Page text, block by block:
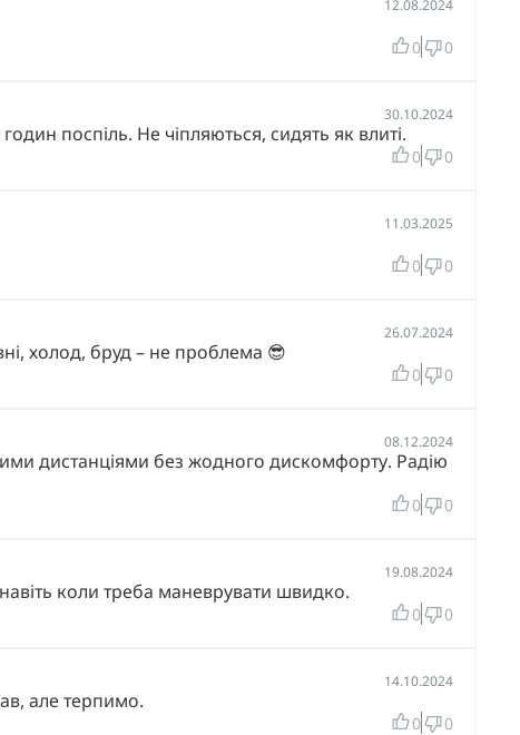
12.08.2024
0 0
30.10.2024
поспіль. Не чіпляються, сидять як влиті.
0 0
11.03.2025
0 0
26.07.2024
холод, бруд – не проблема 😎
0 0
08.12.2024
дистанціями без жодного дискомфорту. Радію
0 0
19.08.2024
коли треба маневрувати швидко.
0 0
14.10.2024
але терпимо.
0 0